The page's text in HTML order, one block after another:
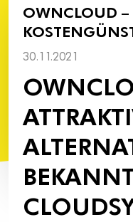
OWNCLOUD –
30.11.2021